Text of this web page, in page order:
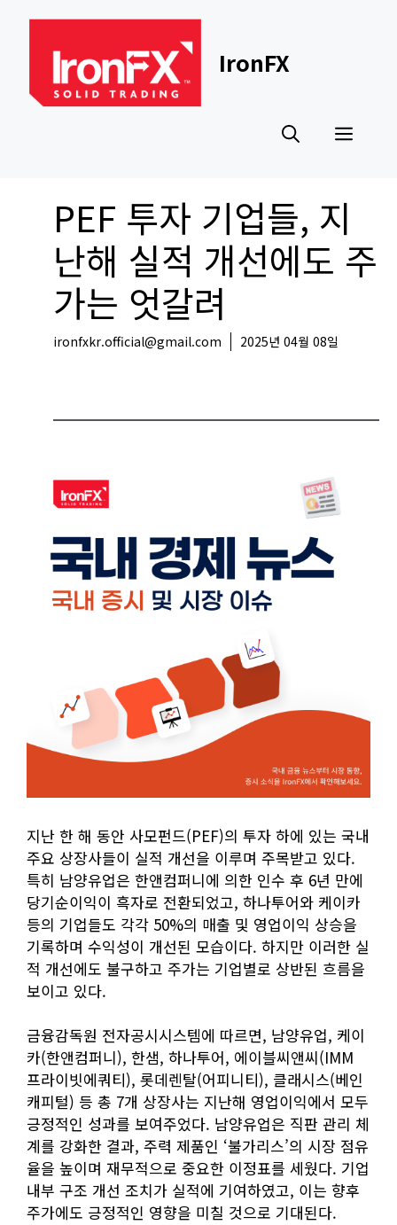
content
IronFX
PEF 투자 기업들, 지
난해 실적 개선에도 주
가는 엇갈려
ironfxkr.official@gmail.com 2025년 04월 08일
지난 한 해 동안 사모펀드(PEF)의 투자 하에 있는 국내
주요 상장사들이 실적 개선을 이루며 주목받고 있다.
특히 남양유업은 한앤컴퍼니에 의한 인수 후 6년 만에
당기순이익이 흑자로 전환되었고, 하나투어와 케이카
등의 기업들도 각각 50%의 매출 및 영업이익 상승을
기록하며 수익성이 개선된 모습이다. 하지만 이러한 실
적 개선에도 불구하고 주가는 기업별로 상반된 흐름을
보이고 있다.
금융감독원 전자공시시스템에 따르면, 남양유업, 케이
카(한앤컴퍼니), 한샘, 하나투어, 에이블씨앤씨(IMM
프라이빗에쿼티), 롯데렌탈(어피니티), 클래시스(베인
캐피털) 등 총 7개 상장사는 지난해 영업이익에서 모두
긍정적인 성과를 보여주었다. 남양유업은 직판 관리 체
계를 강화한 결과, 주력 제품인 ‘불가리스’의 시장 점유
율을 높이며 재무적으로 중요한 이정표를 세웠다. 기업
내부 구조 개선 조치가 실적에 기여하였고, 이는 향후
주가에도 긍정적인 영향을 미칠 것으로 기대된다.